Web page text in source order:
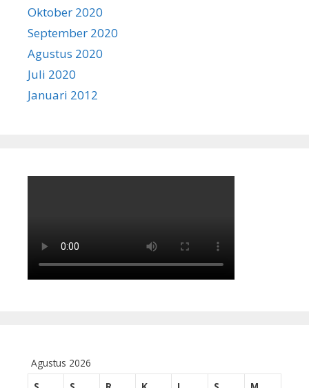
Oktober 2020
September 2020
Agustus 2020
Juli 2020
Januari 2012
Agustus 2026